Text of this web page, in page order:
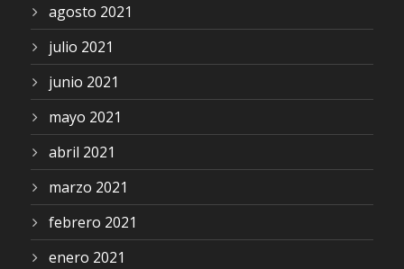
agosto 2021
julio 2021
junio 2021
mayo 2021
abril 2021
marzo 2021
febrero 2021
enero 2021